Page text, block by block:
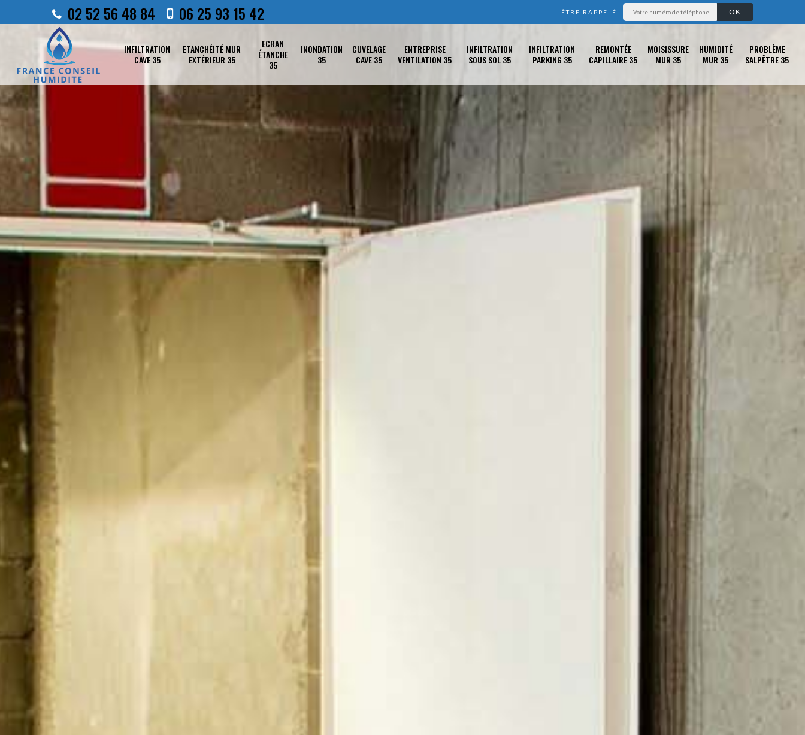
02 52 56 48 84 06 25 93 15 42 ÊTRE RAPPELÉ
INFILTRATION
CAVE 35
ETANCHÉITÉ MUR
EXTÉRIEUR 35
ECRAN
ÉTANCHE
35
INONDATION
35
CUVELAGE
CAVE 35
ENTREPRISE
VENTILATION 35
INFILTRATION
SOUS SOL 35
INFILTRATION
PARKING 35
REMONTÉE
CAPILLAIRE 35
MOISISSURE
MUR 35
HUMIDITÉ
MUR 35
PROBLÈME
SALPÊTRE 35